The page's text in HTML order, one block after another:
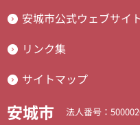
安城市公式ウェブサイ
リンク集
サイトマップ
安城市 法人番号：